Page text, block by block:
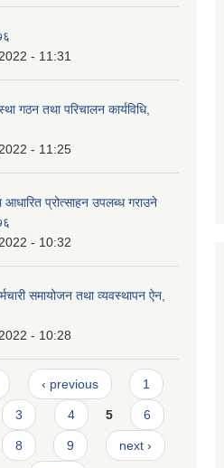
- 11:31
गठन तथा परिचालन कार्यविधि,
- 11:25
आधारित प्रोत्साहन उपलब्ध गराउने
- 10:32
समायोजन तथा व्यवस्थापन ऐन,
- 10:28
‹ previous 1
3 4 5 6
8 9 next ›